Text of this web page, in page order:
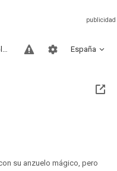
España
Sitios compatibles
su anzuelo mágico, pero